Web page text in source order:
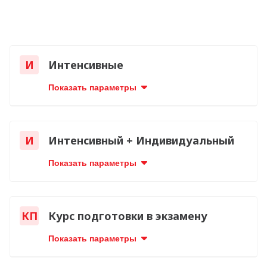
И Интенсивные
Показать параметры
И Интенсивный + Индивидуальный
Показать параметры
КП Курс подготовки в экзамену
Показать параметры